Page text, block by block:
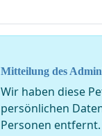
Mitteilung des
Wir haben diese
persönlichen
Personen entfernt.